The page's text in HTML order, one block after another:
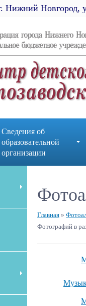
Нижний Новгород,
Сведения об
образовательной
организации
Главная »
Фотографий в